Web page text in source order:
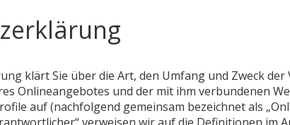
klärt Sie über die Art, den Umfang und Zweck
Onlineangebotes und der mit ihm verbundenen
auf (nachfolgend gemeinsam bezeichnet als